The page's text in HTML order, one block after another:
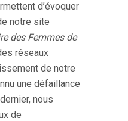
d’évoquer
notre site
des Femmes de
réseaux
de notre
une défaillance
nous
de